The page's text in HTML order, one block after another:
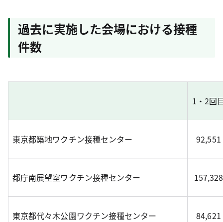
過去に実施した会場における接種
件数
1・2回
東京都築地ワクチン接種センター 92,551
都庁南展望室ワクチン接種センター 157,328
東京都代々木公園ワクチン接種センター 84,621